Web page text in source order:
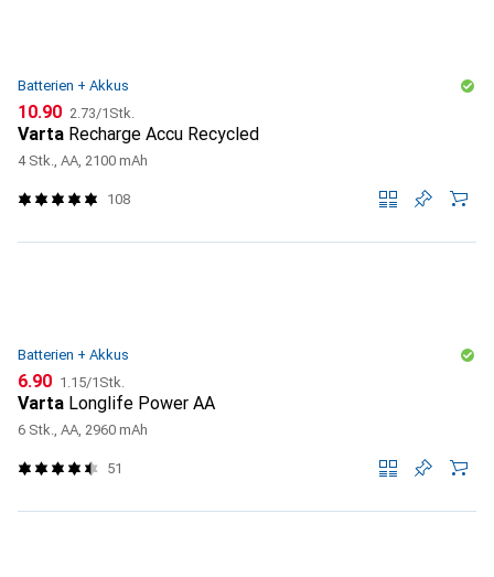
Batterien + Akkus
CHF
10.90 CHF
2.73/1Stk.
Varta Recharge Accu Recycled
4 Stk., AA, 2100 mAh
108
Batterien + Akkus
CHF
6.90 CHF
1.15/1Stk.
Varta Longlife Power AA
6 Stk., AA, 2960 mAh
51